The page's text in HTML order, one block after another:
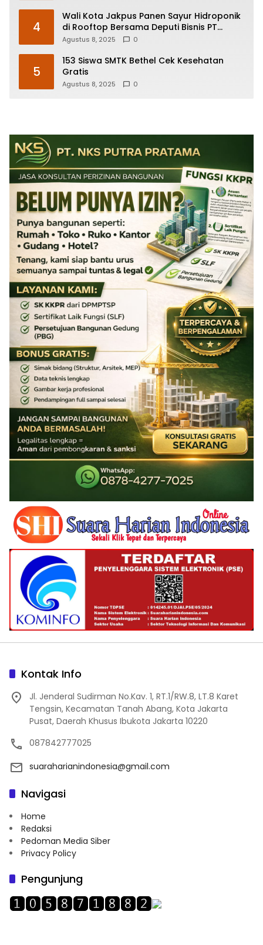
4
Wali Kota Jakpus Panen Sayur Hidroponik
di Rooftop Bersama Deputi Bisnis PT
Pegadaian
Agustus 8, 2025 0
5
153 Siswa SMTK Bethel Cek Kesehatan
Gratis
Agustus 8, 2025 0
Kontak Info
Jl. Jenderal Sudirman No.Kav. 1, RT.1/RW.8, LT.8 Karet
Tengsin, Kecamatan Tanah Abang, Kota Jakarta
Pusat, Daerah Khusus Ibukota Jakarta 10220
087842777025
suaraharianindonesia@gmail.com
Navigasi
Home
Redaksi
Pedoman Media Siber
Privacy Policy
Pengunjung